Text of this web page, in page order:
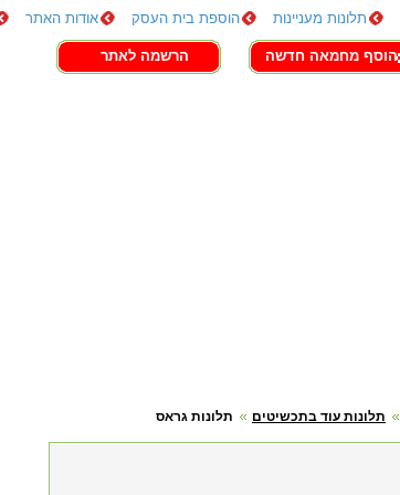
תלונות מעניינות הוספת בית העסק אודות האתר
הוסף מחמאה חדשה הרשמה לאתר
תלונות גראס תלונות עוד בתכשיטים